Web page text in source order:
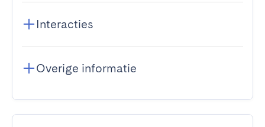
Interacties
Overige informatie